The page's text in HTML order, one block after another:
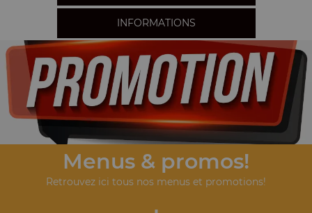
INFORMATIONS
Menus & promos!
Retrouvez ici tous nos menus et promotions!